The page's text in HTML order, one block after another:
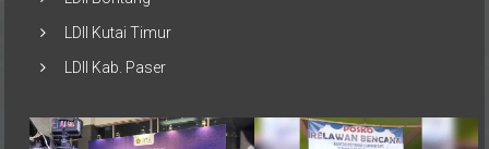
LDII Kutai Timur